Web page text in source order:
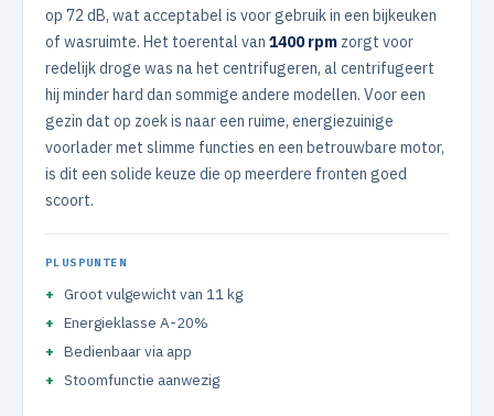
op 72 dB, wat acceptabel is voor gebruik in een bijkeuken
of wasruimte. Het toerental van 1400 rpm zorgt voor
redelijk droge was na het centrifugeren, al centrifugeert
hij minder hard dan sommige andere modellen. Voor een
gezin dat op zoek is naar een ruime, energiezuinige
voorlader met slimme functies en een betrouwbare motor,
is dit een solide keuze die op meerdere fronten goed
scoort.
PLUSPUNTEN
Groot vulgewicht van 11 kg
Energieklasse A-20%
Bedienbaar via app
Stoomfunctie aanwezig